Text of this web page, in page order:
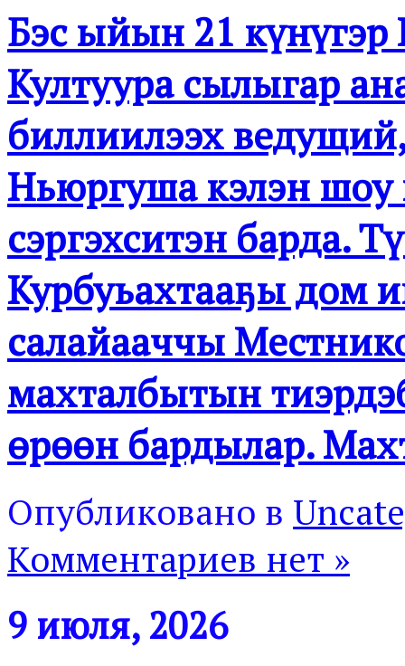
Бэс ыйын 21 күнүгэр
Култуура сылыгар
биллиилээх
Ньюргуша кэлэн
сэргэхситэн барда.
Курбуьахтааҕы дом
салайааччы
махталбытын
өрөөн бардылар.
Опубликовано в
Комментариев нет »
9 июля, 2026